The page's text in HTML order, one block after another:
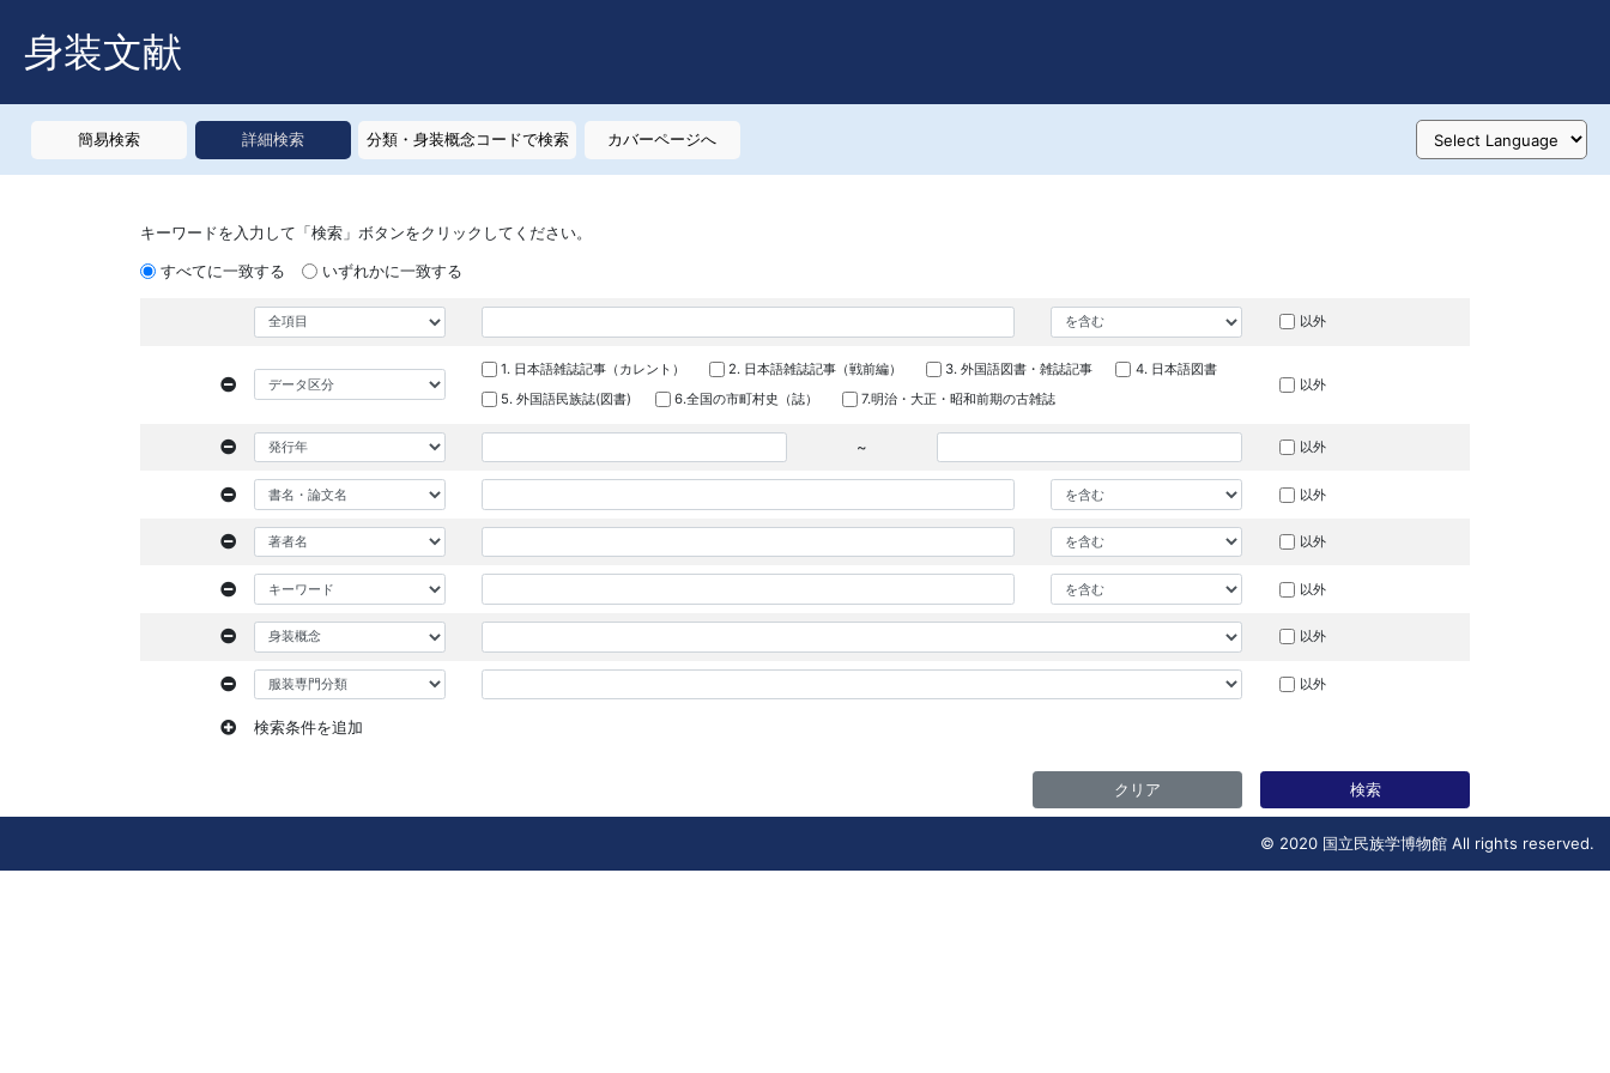
身装文献
簡易検索 詳細検索 分類・身装概念コードで検索 カバーページへ
キーワードを入力して「検索」ボタンをクリックしてください。
すべてに一致する
いずれかに一致する
以外
1. 日本語雑誌記事（カレント） 2. 日本語雑誌記事（戦前編） 3. 外国語図書・雑誌記事
4. 日本語図書
5. 外国語民族誌(図書)
6.全国の市町村史（誌） 7.明治・大正・昭和前期の古雑誌
以外
~ 以外
以外
以外
以外
以外
以外
検索条件を追加
クリア 検索
© 2020 国立民族学博物館 All rights reserved.